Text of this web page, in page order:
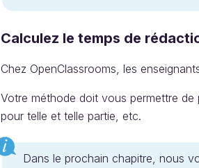
Calculez le temps de
Chez OpenClassrooms, les
Votre méthode doit vous permettre
pour telle et telle partie, etc.
Dans le prochain chapitre, nous